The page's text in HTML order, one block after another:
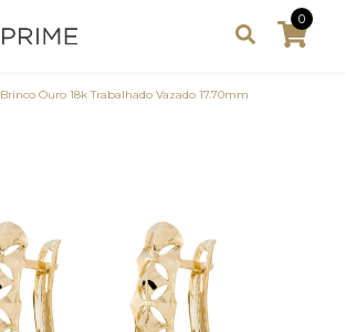
0
Brinco Ouro 18k Trabalhado Vazado 17.70mm